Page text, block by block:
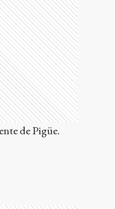
de Pigüe.